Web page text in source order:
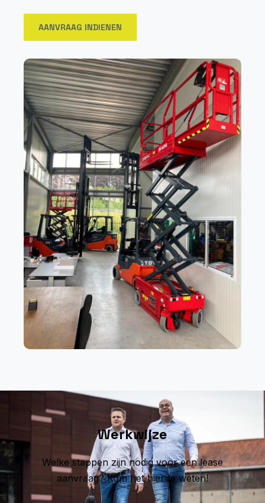
AANVRAAG INDIENEN
Werkwijze
Welke stappen zijn nodig voor een lease
aanvraag? Kom het hier te weten!